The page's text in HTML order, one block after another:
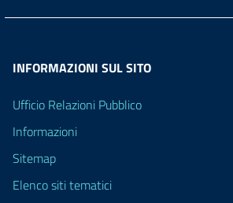
INFORMAZIONI SUL SITO
Ufficio Relazioni Pubblico
Informazioni
Sitemap
Elenco siti tematici